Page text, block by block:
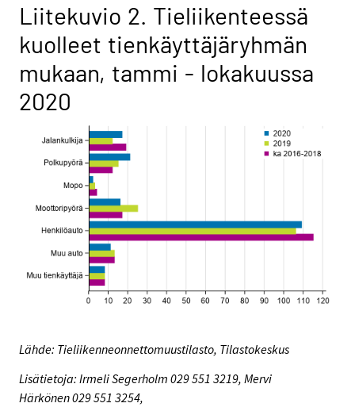
Liitekuvio 2. Tieliikenteessä
kuolleet tienkäyttäjäryhmän
mukaan, tammi - lokakuussa
2020
Lähde: Tieliikenneonnettomuustilasto, Tilastokeskus
Lisätietoja: Irmeli Segerholm 029 551 3219, Mervi
Härkönen 029 551 3254,